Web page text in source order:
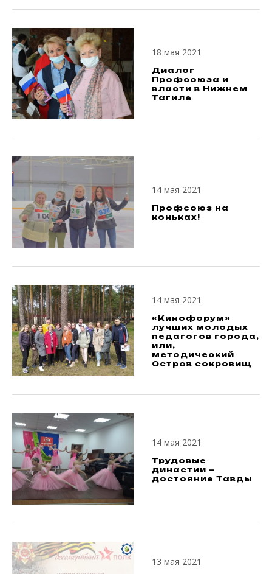
18 мая 2021
Диалог
Профсоюза и
власти в Нижнем
Тагиле
14 мая 2021
Профсоюз на
коньках!
14 мая 2021
«Кинофорум»
лучших молодых
педагогов города,
или,
методический
Остров сокровищ
14 мая 2021
Трудовые
династии –
достояние Тавды
13 мая 2021